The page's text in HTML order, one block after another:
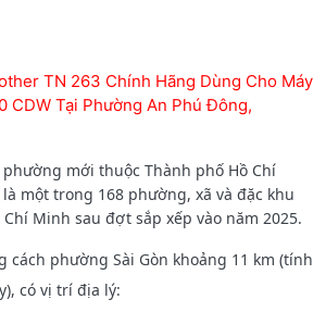
TN 263 Chính Hãng Dùng Cho Máy
CDW Tại Phường An Phú Đông,
mới thuộc Thành phố Hồ Chí
một trong 168 phường, xã và đặc khu
Minh sau đợt sắp xếp vào năm 2025.
cách phường Sài Gòn khoảng 11 km (tính
có vị trí địa lý: